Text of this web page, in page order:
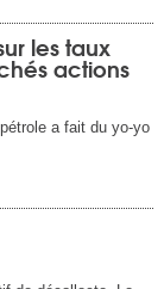
les taux
actions
a fait du yo-yo